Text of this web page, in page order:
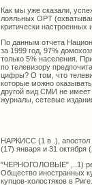
Как мы уже сказали,
лояльных ОРТ
критически
По данным отчета
за 1999 год, 97%
только 5% населения.
по телевизору
цифры? О том, что
которые можно
другой вид СМИ не имеет
журналы, сетевые
НАРКИСС (1 в .), апостол
(17) января и 31 октября
"ЧЕРНОГОЛОВЫЕ" ,..1)
Общество иностранных
купцов-холостяков в